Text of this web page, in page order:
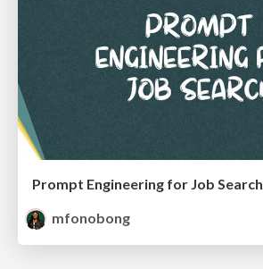
Prompt Engineering for Job Search
mfonobong